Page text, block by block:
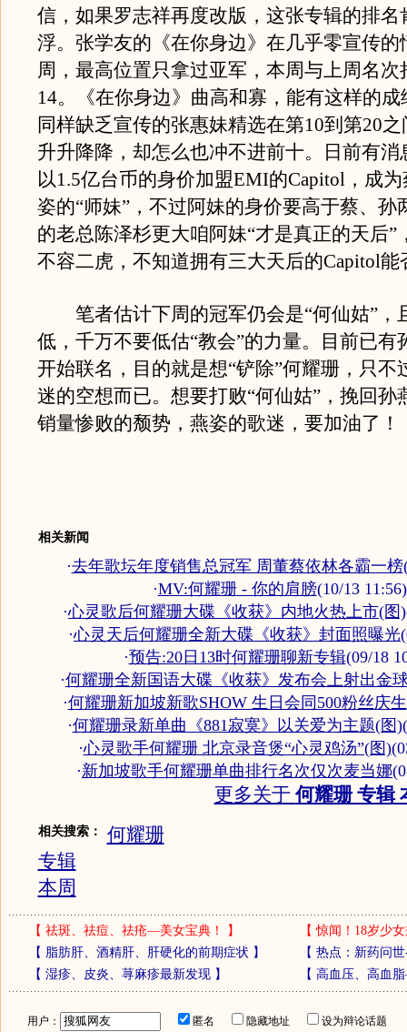
信，如果罗志祥再度改版，这张专辑的排名
浮。张学友的《在你身边》在几乎零宣传的
周，最高位置只拿过亚军，本周与上周名次
14。《在你身边》曲高和寡，能有这样的
同样缺乏宣传的张惠妹精选在第10到第20
升升降降，却怎么也冲不进前十。日前有消
以1.5亿台币的身价加盟EMI的Capitol，成
姿的“师妹”，不过阿妹的身价要高于蔡、孙
的老总陈泽杉更大咱阿妹“才是真正的天后”
不容二虎，不知道拥有三大天后的Capitol能
笔者估计下周的冠军仍会是“何仙姑”，
低，千万不要低估“教会”的力量。目前已有
开始联名，目的就是想“铲除”何耀珊，只不
迷的空想而已。想要打败“何仙姑”，挽回孙
销量惨败的颓势，燕姿的歌迷，要加油了！
相关新闻
·去年歌坛年度销售总冠军 周董蔡依林各霸一榜
·MV:何耀珊 - 你的肩膀(10/13 11:56)
·心灵歌后何耀珊大碟《收获》内地火热上市(图)
·心灵天后何耀珊全新大碟《收获》封面照曝光
·预告:20日13时何耀珊聊新专辑(09/18
·何耀珊全新国语大碟《收获》发布会上射出金
·何耀珊新加坡新歌SHOW 生日会同500粉丝庆生
·何耀珊录新单曲《881寂寞》以关爱为主题(图)
·心灵歌手何耀珊 北京录音煲“心灵鸡汤”(图)
·新加坡歌手何耀珊单曲排行名次仅次麦当娜
更多关于何耀珊 专辑
相关搜索：
何耀珊
专辑
本周
【 祛斑、祛痘、祛疮—美女宝典！ 】 【惊闻！18岁少
【 脂肪肝、酒精肝、肝硬化的前期症状 】 【 热点：新药问
【 湿疹、皮炎、荨麻疹最新发现】 【 高血压、高血
用户： 匿名 隐藏地址
设为辩论话题